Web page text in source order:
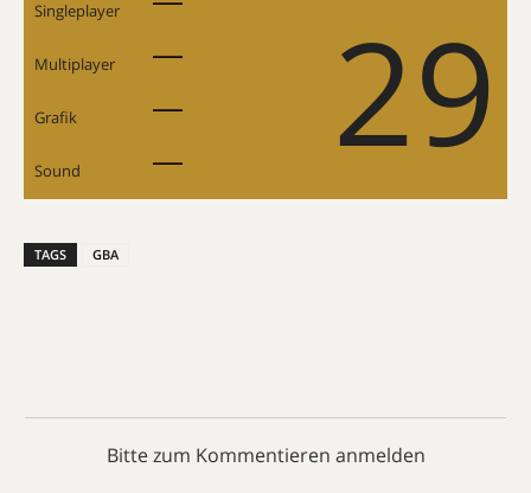
Singleplayer 29
Multiplayer
Grafik
Sound
TAGS GBA
Bitte zum Kommentieren anmelden